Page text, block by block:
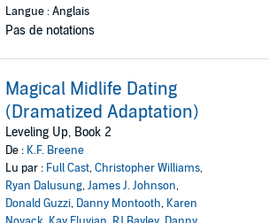
Langue : Anglais
Pas de notations
Magical Midlife Dating
(Dramatized Adaptation)
Leveling Up, Book 2
De : K.F. Breene
Lu par : Full Cast,Christopher Williams,
Ryan Dalusung,James J. Johnson,
Donald Guzzi, Danny Montooth, Karen